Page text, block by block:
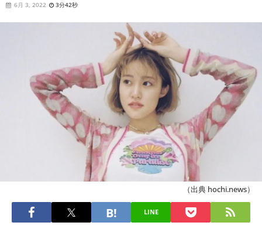
6月 3, 2022 3分42秒
（出典 hochi.news）
LINE